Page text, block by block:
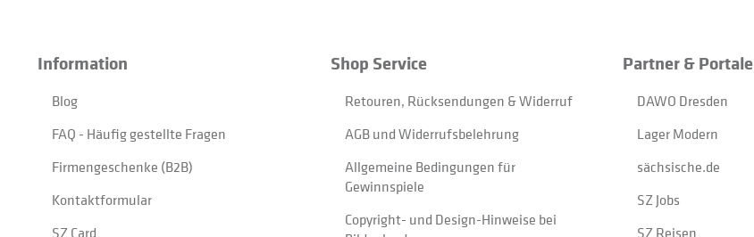
Information
Blog
FAQ - Häufig gestellte Fragen
Firmengeschenke (B2B)
Kontaktformular
SZ Card
Shop Service
Retouren, Rücksendungen & Widerruf
AGB und Widerrufsbelehrung
Allgemeine Bedingungen für
Gewinnspiele
Copyright- und Design-Hinweise bei
Partner & Portale
DAWO Dresden
Lager Modern
sächsische.de
SZ Jobs
SZ Reisen